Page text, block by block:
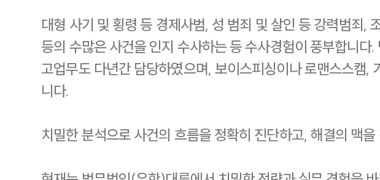
대형 사기 및 횡령 등 경제사범, 성 범죄 및 살인 등 강력범죄,
등의 수많은 사건을 인지 수사하는 등 수사경험이 풍부합니
고업무도 다년간 담당하였으며, 보이스피싱이나 로맨스스캠
니다.
치밀한 분석으로 사건의 흐름을 정확히 진단하고, 해결의 맥